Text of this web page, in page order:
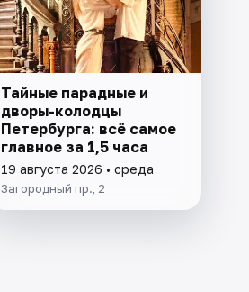
Тайные парадные и
дворы-колодцы
Петербурга: всё самое
главное за 1,5 часа
19 августа 2026 • среда
Загородный пр., 2